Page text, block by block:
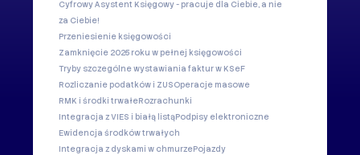
Cyfrowy Asystent Księgowy - pracuje dla Ciebie, a nie
za Ciebie!
Przeniesienie księgowości
Zamknięcie 2025 roku w pełnej księgowości
Tryby szczególne wystawiania faktur w KSeF
Rozliczanie podatków i ZUSOperacje masowe
RMK i środki trwałeRozrachunki
Integracja z VIES i białą listąPodpisy elektroniczne
Ewidencja środków trwałych
Integracja z dyskami w chmurzePojazdy